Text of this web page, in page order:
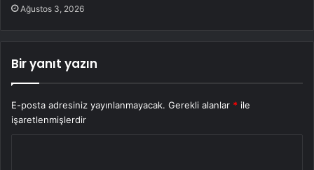
Ağustos 3, 2026
Bir yanıt yazın
E-posta adresiniz yayınlanmayacak. Gerekli alanlar * ile
işaretlenmişlerdir